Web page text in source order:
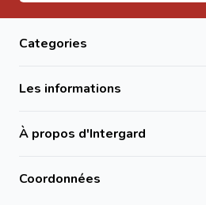
Categories
Les informations
À propos d'Intergard
Coordonnées